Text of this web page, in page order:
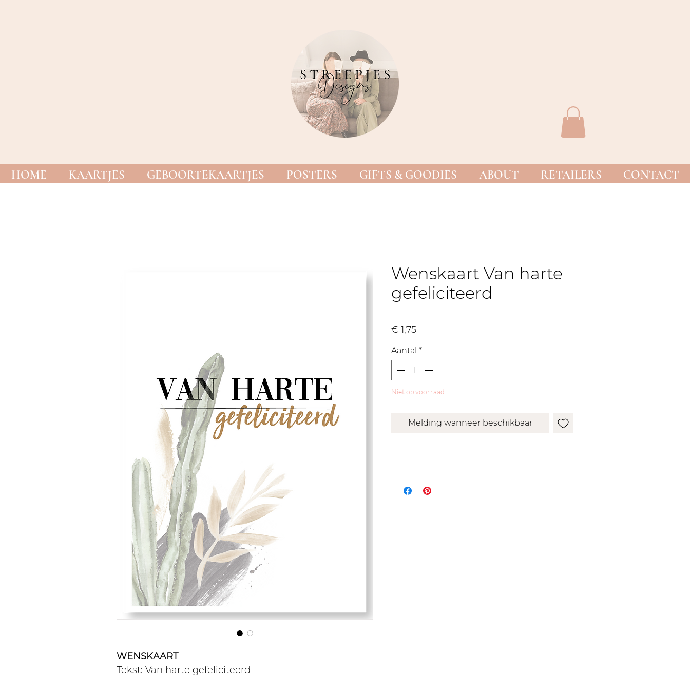
HOME KAARTJES GEBOORTEKAARTJES POSTERS GIFTS & GOODIES ABOUT RETAILERS CONTACT
WENSKAART
Tekst: Van harte gefeliciteerd
Wenskaart Van harte
gefeliciteerd
€ 1,75Prijs
Aantal *
Niet op voorraad
Melding wanneer beschikbaar